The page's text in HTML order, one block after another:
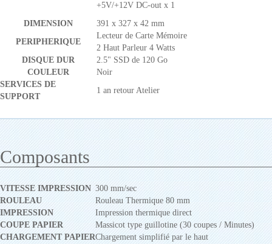
+5V/+12V DC-out x 1
DIMENSION
391 x 327 x 42 mm
PERIPHERIQUE
Lecteur de Carte Mémoire
2 Haut Parleur 4 Watts
DISQUE DUR
2.5" SSD de 120 Go
COULEUR
Noir
SERVICES DE
SUPPORT
1 an retour Atelier
Composants
VITESSE IMPRESSION 300 mm/sec
ROULEAU
Rouleau Thermique 80 mm
IMPRESSION
Impression thermique direct
COUPE PAPIER
Massicot type guillotine (30 coupes / Minutes)
CHARGEMENT PAPIERChargement simplifié par le haut